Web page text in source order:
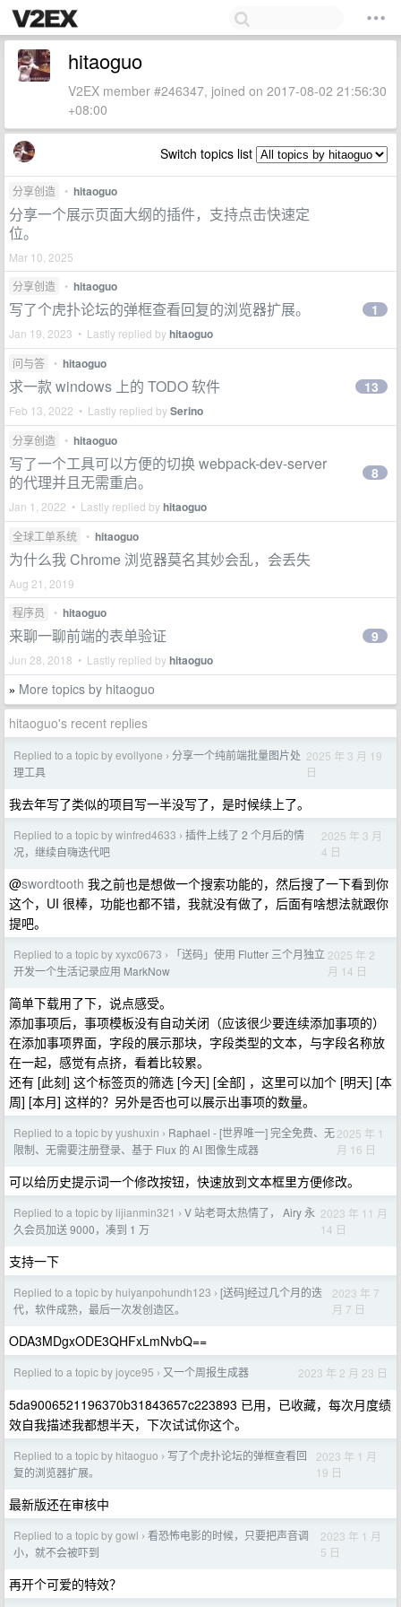
hitaoguo
V2EX member #246347, joined on 2017-08-02 21:56:30
+08:00
Switch topics list
分享创造 • hitaoguo
分享一个展示页面大纲的插件，支持点击快速定
位。
Mar 10, 2025
分享创造
• hitaoguo
写了个虎扑论坛的弹框查看回复的浏览器扩展。
Jan 19, 2023 • Lastly replied byhitaoguo
1
问与答 • hitaoguo
求一款 windows 上的 TODO 软件
Feb 13, 2022 • Lastly replied bySerino
13
分享创造 • hitaoguo
写了一个工具可以方便的切换 webpack-dev-server
的代理并且无需重启。
Jan 1, 2022 • Lastly replied byhitaoguo
8
全球工单系统 • hitaoguo
为什么我 Chrome 浏览器莫名其妙会乱，会丢失
Aug 21, 2019
程序员
• hitaoguo
来聊一聊前端的表单验证
Jun 28, 2018 • Lastly replied byhitaoguo
9
» More topics by hitaoguo
hitaoguo's recent replies
Replied to a topic by evollyone › 分享一个纯前端批量图片处
理工具
2025 年 3 月 19
日
我去年写了类似的项目写一半没写了，是时候续上了。
Replied to a topic by winfred4633 › 插件上线了 2 个月后的情
况，继续自嗨迭代吧
2025 年 3 月
4 日
@swordtooth 我之前也是想做一个搜索功能的，然后搜了一下看到你
这个，UI 很棒，功能也都不错，我就没有做了，后面有啥想法就跟你
提吧。
Replied to a topic by xyxc0673 ›
「送码」使用 Flutter 三个月独立
开发一个生活记录应用 MarkNow
2025 年 2
月 14 日
简单下载用了下，说点感受。
添加事项后，事项模板没有自动关闭（应该很少要连续添加事项的）
在添加事项界面，字段的展示那块，字段类型的文本，与字段名称放
在一起，感觉有点挤，看着比较累。
还有 [此刻] 这个标签页的筛选 [今天] [全部] ，这里可以加个 [明天] [本
周] [本月] 这样的？另外是否也可以展示出事项的数量。
Replied to a topic by yushuxin › Raphael - [世界唯一] 完全免费、无
限制、无需要注册登录、基于 Flux 的 AI 图像生成器
2025 年 1
月 16 日
可以给历史提示词一个修改按钮，快速放到文本框里方便修改。
Replied to a topic by lijianmin321 › V 站老哥太热情了， Airy 永
久会员加送 9000，凑到 1 万
2023 年 11 月
14 日
支持一下
Replied to a topic by huiyanpohundh123 › [送码]经过几个月的迭
代，软件成熟，最后一次发创造区。
2023 年 7
月 7 日
ODA3MDgxODE3QHFxLmNvbQ==
Replied to a topic by joyce95 › 又一个周报生成器 2023 年 2 月 23 日
5da9006521196370b31843657c223893 已用，已收藏，每次月度绩
效自我描述我都想半天，下次试试你这个。
Replied to a topic by hitaoguo › 写了个虎扑论坛的弹框查看回
复的浏览器扩展。
2023 年 1 月
19 日
最新版还在审核中
Replied to a topic by gowl › 看恐怖电影的时候，只要把声音调
小，就不会被吓到
2023 年 1 月
5 日
再开个可爱的特效？